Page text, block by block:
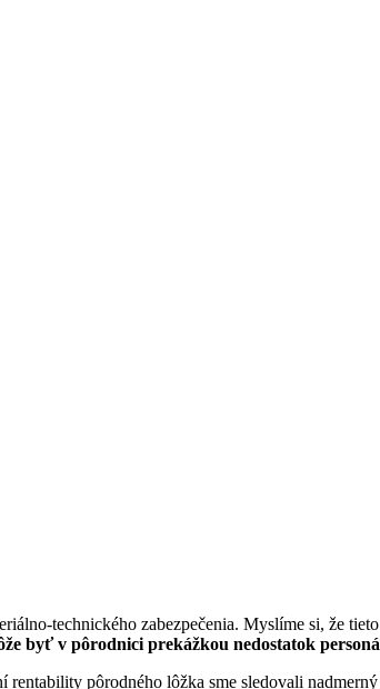
technického zabezpečenia. Myslíme si, že
byť v pôrodnici prekážkou nedostatok
pôrodného lôžka sme sledovali